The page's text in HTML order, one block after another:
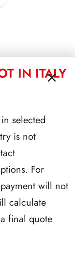
IN ITALY
selected
is not
For
will not
calculate
final quote